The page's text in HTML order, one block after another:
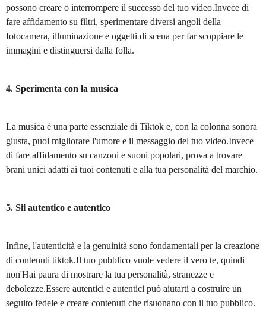
possono creare o interrompere il successo del tuo video.Invece di
fare affidamento su filtri, sperimentare diversi angoli della
fotocamera, illuminazione e oggetti di scena per far scoppiare le
immagini e distinguersi dalla folla.
4. Sperimenta con la musica
La musica è una parte essenziale di Tiktok e, con la colonna sonora
giusta, puoi migliorare l'umore e il messaggio del tuo video.Invece
di fare affidamento su canzoni e suoni popolari, prova a trovare
brani unici adatti ai tuoi contenuti e alla tua personalità del marchio.
5. Sii autentico e autentico
Infine, l'autenticità e la genuinità sono fondamentali per la creazione
di contenuti tiktok.Il tuo pubblico vuole vedere il vero te, quindi
non'Hai paura di mostrare la tua personalità, stranezze e
debolezze.Essere autentici e autentici può aiutarti a costruire un
seguito fedele e creare contenuti che risuonano con il tuo pubblico.